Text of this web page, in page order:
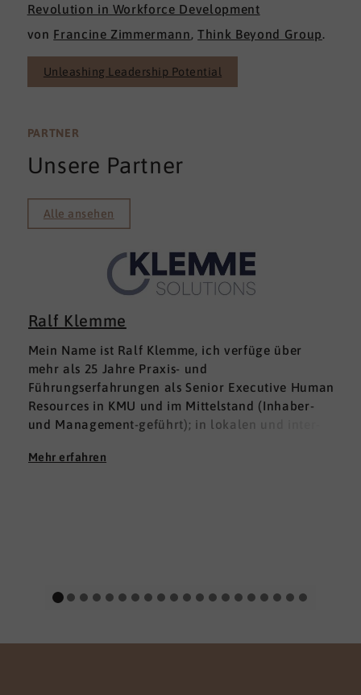
Revolution in Workforce Development
von Francine Zimmermann ,Think Beyond Group
Unleashing Leadership Potential
PARTNER
Unsere Partner
Alle ansehen
Ralf Klemme
Mein Name ist Ralf Klemme, ich verfüge über
mehr als 25 Jahre Praxis- und
Führungserfahrungen als Senior Executive Human
Resources in KMU und im Mittelstand (Inhaber-
und Management-geführt); in lokalen und inter­
Erfahrungen fußen auf der Grundlage einer
Menschen stehen seit jeher im Zentrum meines
Kommunikationsfähigkeitverbunden mit einer
Mehr erfahren